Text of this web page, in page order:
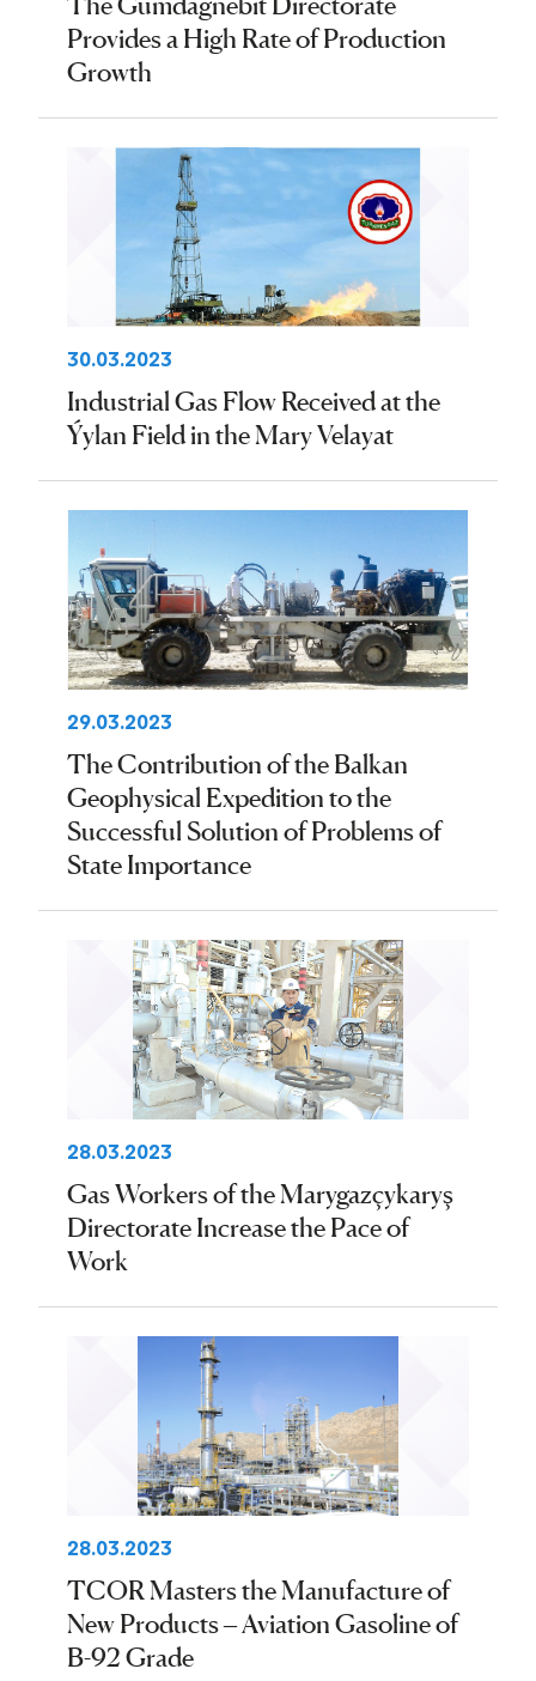
Provides a High Rate of Production
Growth
30.03.2023
Industrial Gas Flow Received at the
Ýylan Field in the Mary Velayat
29.03.2023
The Contribution of the Balkan
Geophysical Expedition to the
Successful Solution of Problems of
State Importance
28.03.2023
Gas Workers of the Marygazçykaryş
Directorate Increase the Pace of
Work
28.03.2023
TCOR Masters the Manufacture of
New Products – Aviation Gasoline of
B-92 Grade